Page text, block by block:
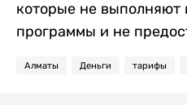
которые не выполняют
программы и не
Алматы Деньги тарифы